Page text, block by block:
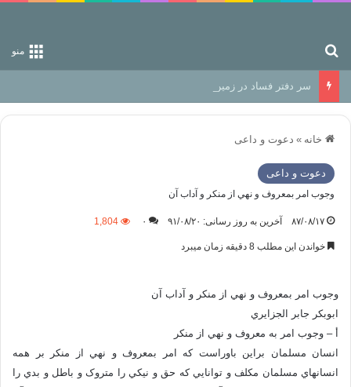
منو
سر دفتر فساد در زمین‌، دوری وکناره‌گیری از راه خداست‌!
خانه » دعوت و داعی
دعوت و داعی
وجوب امر بمعروف و نهي از منکر و آداب آن
۸۷/۰۸/۱۷ آخرین به روز رسانی: ۹۱/۰۸/۲۰ ۰ 1,804
خواندن این مطلب 8 دقیقه زمان میبرد
وجوب امر بمعروف و نهي از منکر و آداب آن
ابوبكر جابر الجزايري
أ – وجوب امر به معروف و نهي از منکر
انسان مسلمان براين باوراست که امر بمعروف و نهي از منکر بر همه
انسانهاي مسلمان مکلف و توانايي که حق و نيکي را متروک و باطل و بدي را